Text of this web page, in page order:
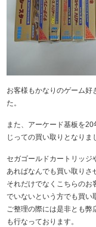
お客様もかなりのゲーム好
た。
また、アーケード基板を
じっての買い取りとなりま
セガゴールドカートリッジ
あればなんでも買い取りさ
それだけでなくこちらのお
でいないという方でも買い
ご整理の際には是非とも弊
も行なっております。